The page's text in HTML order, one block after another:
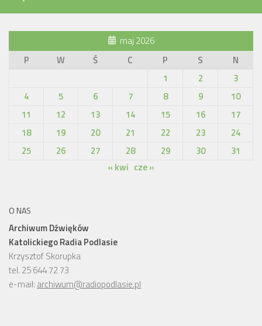
maj 2026
P
W Ś C P S
N
1
2
3
4
5 6 7 8 9
10
11
12 13 14 15 16
17
18
19 20 21 22 23
24
25
26 27 28 29 30
31
« kwi cze »
O NAS
Archiwum Dźwięków
Katolickiego Radia Podlasie
Krzysztof Skorupka
tel. 25 644 72 73
e-mail: archiwum@radiopodlasie.pl